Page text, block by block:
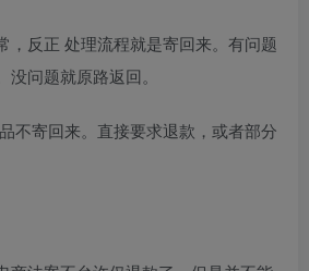
，反正 处理流程就是寄回来。有问题
问题就原路返回。
不寄回来。直接要求退款，或者部分